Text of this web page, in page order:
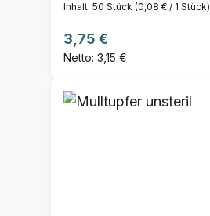
Inhalt: 50 Stück (0,08 € / 1 Stück)
Regulärer Preis:
3,75 €
Netto: 3,15 €